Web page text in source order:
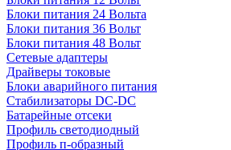
Блоки питания 24 Вольта
Блоки питания 36 Вольт
Блоки питания 48 Вольт
Сетевые адаптеры
Драйверы токовые
Блоки аварийного питания
Стабилизаторы DC-DC
Батарейные отсеки
Профиль светодиодный
Профиль п-образный